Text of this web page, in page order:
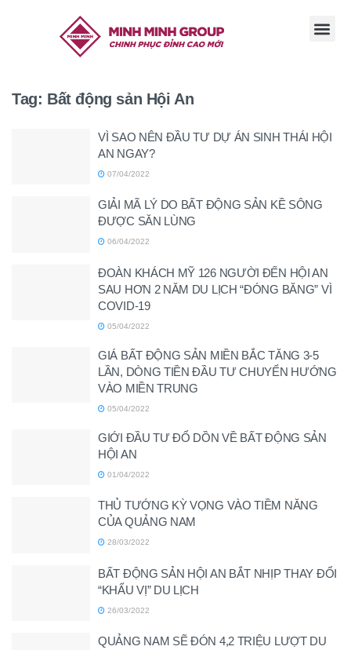
Tag: Bất động sản Hội An
VÌ SAO NÊN ĐẦU TƯ DỰ ÁN SINH THÁI HỘI
AN NGAY?
07/04/2022
GIẢI MÃ LÝ DO BẤT ĐỘNG SẢN KỀ SÔNG
ĐƯỢC SĂN LÙNG
06/04/2022
ĐOÀN KHÁCH MỸ 126 NGƯỜI ĐẾN HỘI AN
SAU HƠN 2 NĂM DU LỊCH “ĐÓNG BĂNG” VÌ
COVID-19
05/04/2022
GIÁ BẤT ĐỘNG SẢN MIỀN BẮC TĂNG 3-5
LẦN, DÒNG TIỀN ĐẦU TƯ CHUYỂN HƯỚNG
VÀO MIỀN TRUNG
05/04/2022
GIỚI ĐẦU TƯ ĐỔ DỒN VỀ BẤT ĐỘNG SẢN
HỘI AN
01/04/2022
THỦ TƯỚNG KỲ VỌNG VÀO TIỀM NĂNG
CỦA QUẢNG NAM
28/03/2022
BẤT ĐỘNG SẢN HỘI AN BẮT NHỊP THAY ĐỔI
“KHẨU VỊ” DU LỊCH
26/03/2022
QUẢNG NAM SẼ ĐÓN 4,2 TRIỆU LƯỢT DU